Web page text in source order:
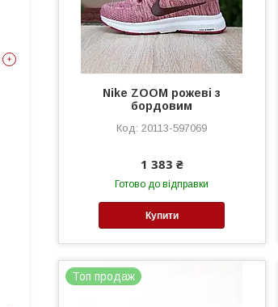
Nike ZOOM рожеві з
бордовим
20113-597069
1 383 ₴
Готово до відправки
Купити
Топ продаж